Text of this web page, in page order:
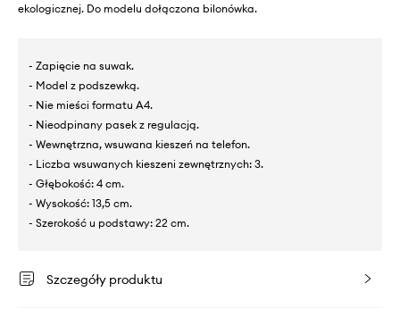
ekologicznej. Do modelu dołączona bilonówka.
- Zapięcie na suwak.
- Model z podszewką.
- Nie mieści formatu A4.
- Nieodpinany pasek z regulacją.
- Wewnętrzna, wsuwana kieszeń na telefon.
- Liczba wsuwanych kieszeni zewnętrznych: 3.
- Głębokość: 4 cm.
- Wysokość: 13,5 cm.
- Szerokość u podstawy: 22 cm.
Szczegóły produktu